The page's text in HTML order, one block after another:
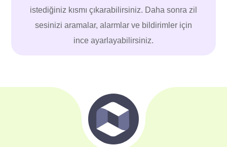
istediğiniz kısmı çıkarabilirsiniz. Daha sonra zil
sesinizi aramalar, alarmlar ve bildirimler için
ince ayarlayabilirsiniz.